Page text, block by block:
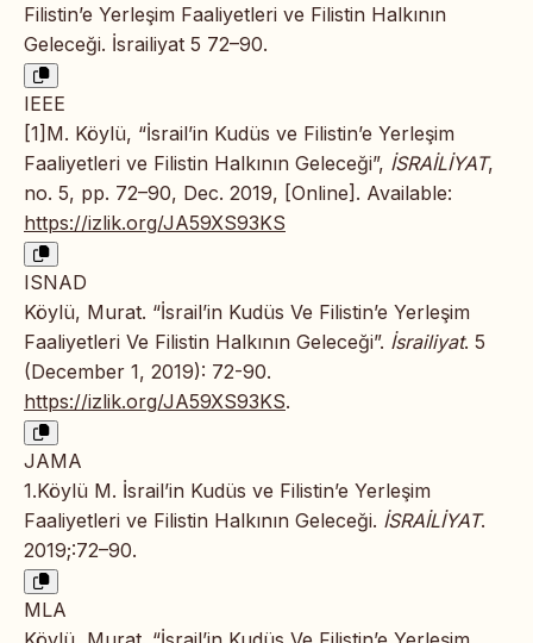
Filistin’e Yerleşim Faaliyetleri ve Filistin Halkının
Geleceği. İsrailiyat 5 72–90.
IEEE
[1]M. Köylü, “İsrail’in Kudüs ve Filistin’e Yerleşim
Faaliyetleri ve Filistin Halkının Geleceği”, İSRAİLİYAT,
no. 5, pp. 72–90, Dec. 2019, [Online]. Available:
https://izlik.org/JA59XS93KS
ISNAD
Köylü, Murat. “İsrail’in Kudüs Ve Filistin’e Yerleşim
Faaliyetleri Ve Filistin Halkının Geleceği”. İsrailiyat. 5
(December 1, 2019): 72-90.
https://izlik.org/JA59XS93KS.
JAMA
1.Köylü M. İsrail’in Kudüs ve Filistin’e Yerleşim
Faaliyetleri ve Filistin Halkının Geleceği. İSRAİLİYAT.
2019;:72–90.
MLA